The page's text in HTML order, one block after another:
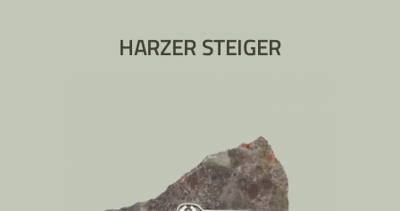
HARZER STEIGER